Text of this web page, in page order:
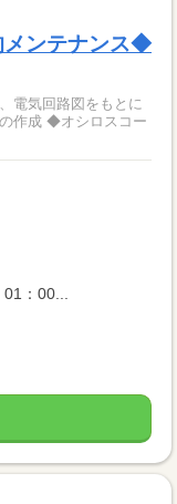
メンテナンス◆
電気回路図をもとに
作成 ◆オシロスコー
：00...